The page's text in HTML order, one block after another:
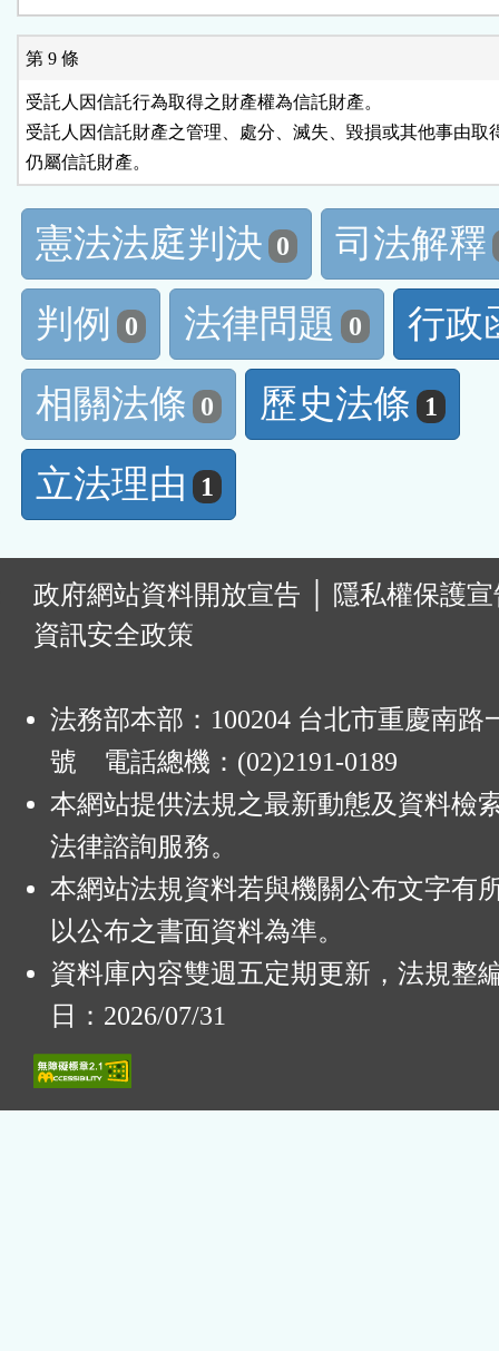
第 9 條
受託人因信託行為取得之財產權為信託財產。
受託人因信託財產之管理、處分、滅失、毀損或其他事由取
仍屬信託財產。
憲法法庭判決 0
司法解釋
判例
0 法律問題 0
行政
相關法條 0 歷史法條 1
立法理由 1
政府網站資料開放宣告
隱私權保護
資訊安全政策
法務部本部：100204 台北市重慶南路
號 電話總機：(02)2191-0189
本網站提供法規之最新動態及資料檢
法律諮詢服務。
本網站法規資料若與機關公布文字有
以公布之書面資料為準。
資料庫內容雙週五定期更新，法規整
日：2026/07/31